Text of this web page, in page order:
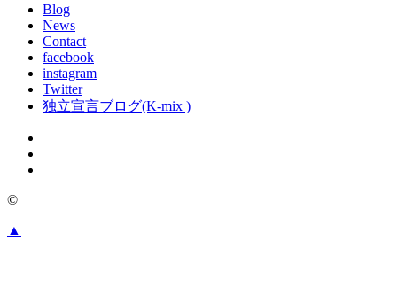
Blog
News
Contact
facebook
instagram
Twitter
独立宣言ブログ(K-mix )
©
▲